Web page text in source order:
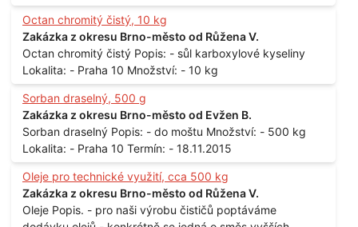
až 1 l
Octan chromitý čistý, 10 kg
Zakázka z okresu Brno-město od Růžena V.
Octan chromitý čistý Popis: - sůl karboxylové kyseliny
Lokalita: - Praha 10 Množství: - 10 kg
Sorban draselný, 500 g
Zakázka z okresu Brno-město od Evžen B.
Sorban draselný Popis: - do moštu Množství: - 500 kg
Lokalita: - Praha 10 Termín: - 18.11.2015
Oleje pro technické využití, cca 500 kg
Zakázka z okresu Brno-město od Růžena V.
Oleje Popis. - pro naši výrobu čističů poptáváme